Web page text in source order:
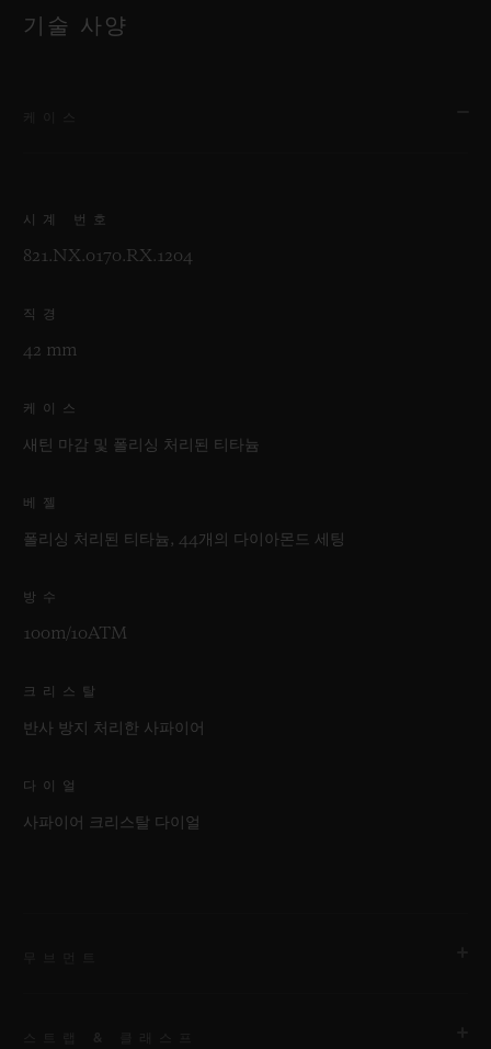
기술 사양
시계 번호
821.NX.0170.RX.1204
직경
42 mm
케이스
새틴 마감 및 폴리싱 처리된 티타늄
베젤
폴리싱 처리된 티타늄, 44개의 다이아몬드 세팅
방수
100m/10ATM
크리스탈
반사 방지 처리한 사파이어
다이얼
사파이어 크리스탈 다이얼